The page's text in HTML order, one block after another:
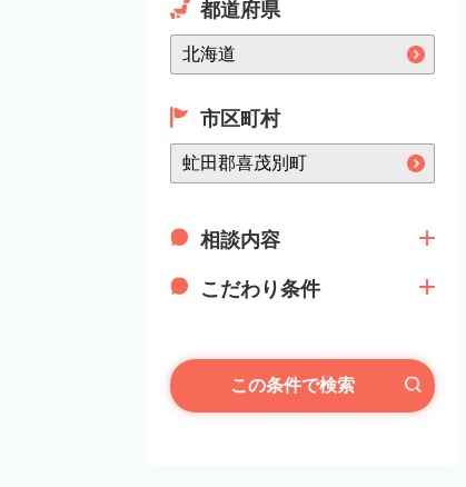
都道府県
市区町村
相談内容
こだわり条件
この条件で検索